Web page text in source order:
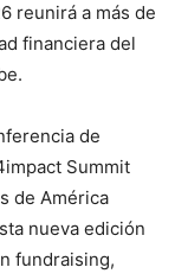
reunirá a más de
financiera del
de
Summit
de América
nueva edición
fundraising,